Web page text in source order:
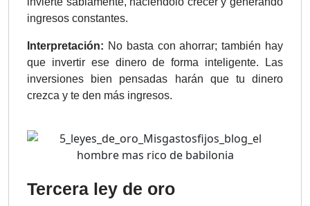
ingresos constantes.
Interpretación: No basta con ahorrar; también hay
que invertir ese dinero de forma inteligente. Las
inversiones bien pensadas harán que tu dinero
crezca y te den más ingresos.
Tercera ley de oro